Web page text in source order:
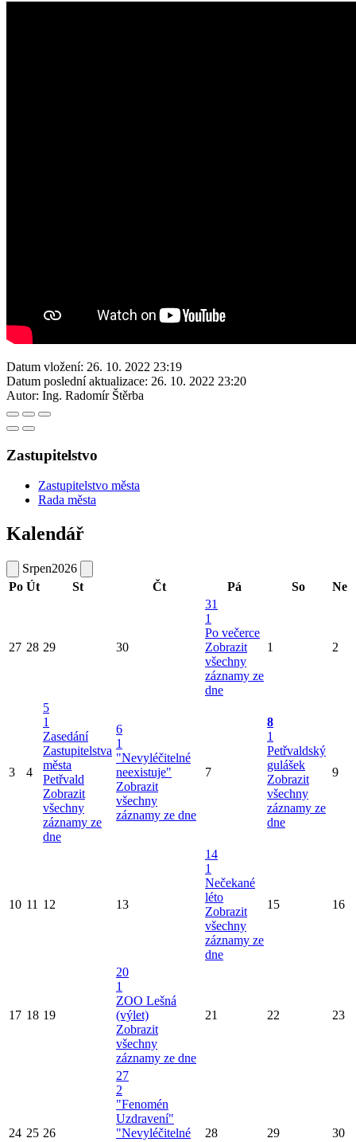
Datum vložení: 26. 10. 2022 23:19
Datum poslední aktualizace: 26. 10. 2022 23:20
Autor: Ing. Radomír Štěrba
Zastupitelstvo
Zastupitelstvo města
Rada města
Kalendář
Srpen2026
Po Út St Čt Pá So Ne
27 28 29 30
31
1
Po večerce
Zobrazit
všechny
záznamy ze
dne
1 2
3 4
5
1
Zasedání
Zastupitelstva
města
Petřvald
Zobrazit
všechny
záznamy ze
dne
6
1
"Nevyléčitelné
neexistuje"
Zobrazit
všechny
záznamy ze dne
7
8
1
Petřvaldský
gulášek
Zobrazit
všechny
záznamy ze
dne
9
10 11 12 13
14
1
Nečekané
léto
Zobrazit
všechny
záznamy ze
dne
15 16
17 18 19
20
1
ZOO Lešná
(výlet)
Zobrazit
všechny
záznamy ze dne
21 22 23
24 25 26
27
2
"Fenomén
Uzdravení"
"Nevyléčitelné
28 29 30